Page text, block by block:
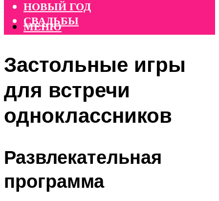
НОВЫЙ ГОД
СВАДЬБЫ
МЕНЮ
Застольные игры
для встречи
одноклассников
Развлекательная
программа